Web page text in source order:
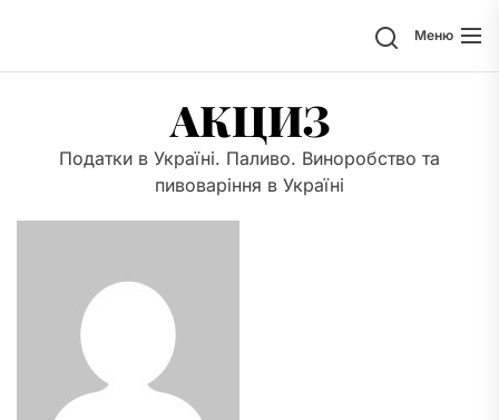
содержимому
ПоискМеню
АКЦИЗ
Податки в Україні. Паливо. Виноробство та
пивоваріння в Україні